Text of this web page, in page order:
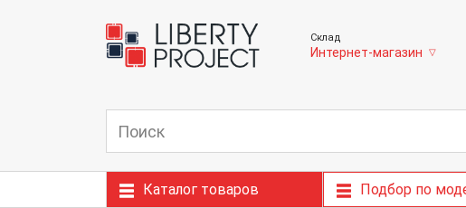
Склад
Интернет-магазин ▽
Каталог товаров Подбор по